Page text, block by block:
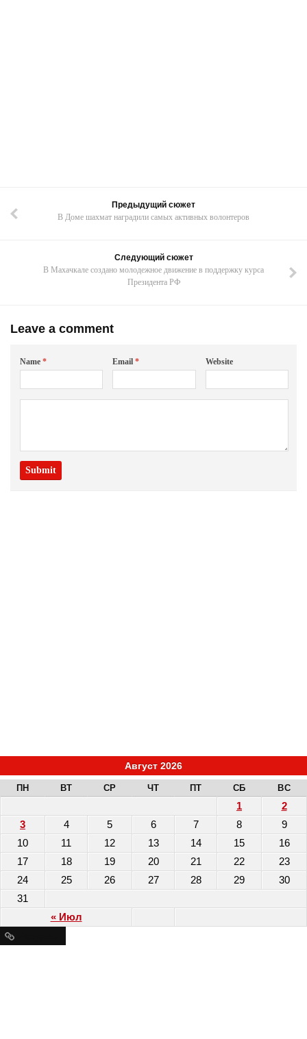
Предыдущий сюжет
В Доме шахмат наградили самых активных волонтеров
Следующий сюжет
В Махачкале создано молодежное движение в поддержку курса
Президента РФ
Leave a comment
Name * Email* Website
Август 2026
ПН ВТ СР ЧТ ПТ СБ ВС
« Июл
1
2
3
4 5 6 7 8
9
10
11 12 13 14 15
16
17
18 19 20 21 22
23
24
25 26 27 28 29
30
31